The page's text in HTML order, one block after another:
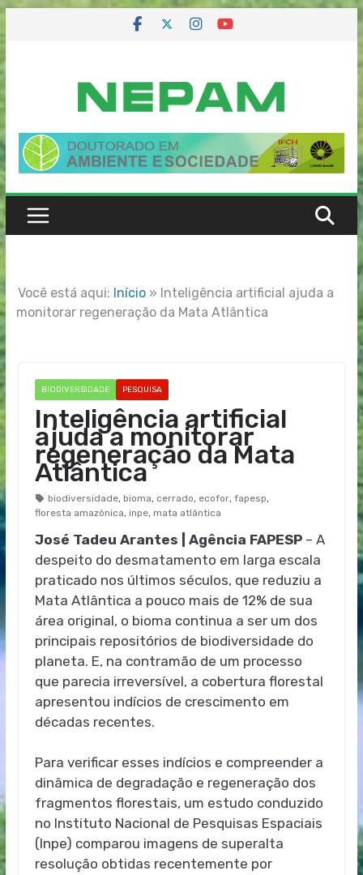
to
content
Você está aqui: Início» Inteligência artificial ajuda a
monitorar regeneração da Mata Atlântica
BIODIVERSIDADE PESQUISA
Inteligência artificial
ajuda a monitorar
regeneração da Mata
Atlântica
biodiversidade, bioma, cerrado, ecofor, fapesp,
floresta amazônica, inpe, mata atlântica
José Tadeu Arantes | Agência FAPESP– A
despeito do desmatamento em larga escala
praticado nos últimos séculos, que reduziu a
Mata Atlântica a pouco mais de 12% de sua
área original, o bioma continua a ser um dos
principais repositórios de biodiversidade do
planeta. E, na contramão de um processo
que parecia irreversível, a cobertura florestal
apresentou indícios de crescimento em
décadas recentes.
Para verificar esses indícios e compreender a
dinâmica de degradação e regeneração dos
fragmentos florestais, um estudo conduzido
no Instituto Nacional de Pesquisas Espaciais
(Inpe) comparou imagens de superalta
resolução obtidas recentemente por